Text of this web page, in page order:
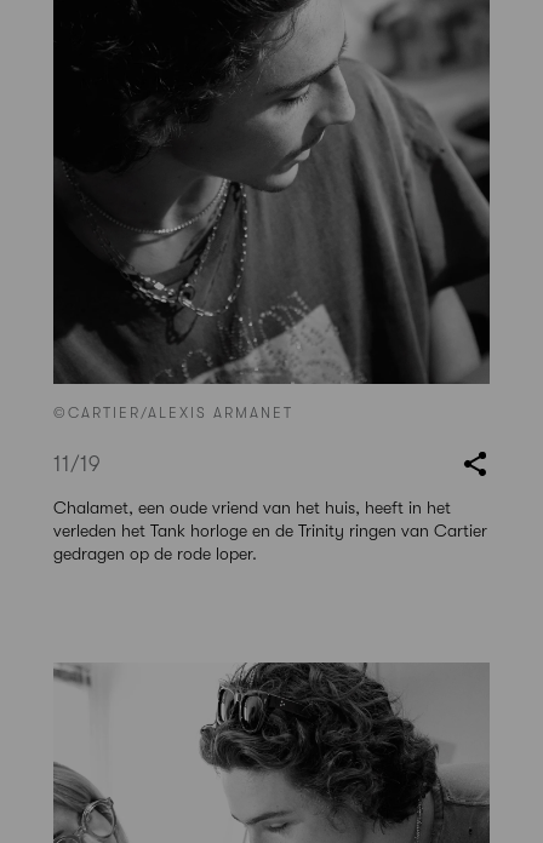
©CARTIER/ALEXIS ARMANET
11/19
Chalamet, een oude vriend van het huis, heeft in het
verleden het Tank horloge en de Trinity ringen van Cartier
gedragen op de rode loper.